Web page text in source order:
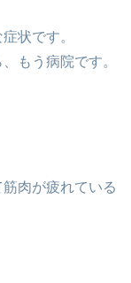
状です。
もう病院です。
肉が疲れている